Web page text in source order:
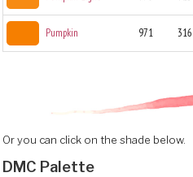
Pumpkin 971 316
Or you can click on the shade below.
DMC Palette